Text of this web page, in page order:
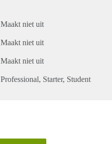
Maakt niet uit
Maakt niet uit
Maakt niet uit
Professional Starter Student